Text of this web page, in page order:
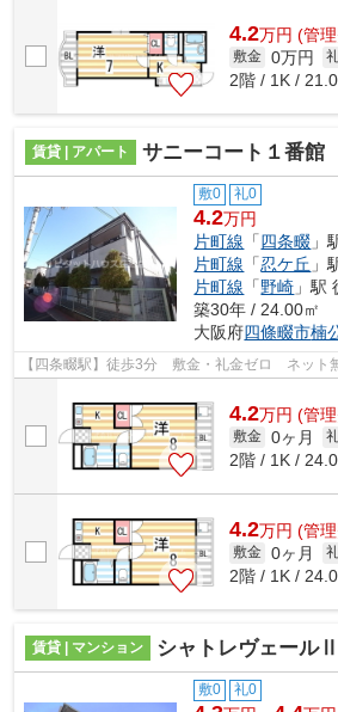
4.2万円 (管
敷金 0万円
2階 / 1K /
賃貸 | アパート サニーコート１番館
敷0 礼0
4.2万円
片町線 「四条畷 」
片町線 「忍ケ丘 」
片町線 「野崎 」駅
築30年 / 24.00㎡
大阪府四條畷市楠
【四条畷駅】徒歩3分 敷金・礼金ゼロ ネット
4.2万円 (管
敷金 0ヶ月
2階 / 1K /
4.2万円 (管
敷金 0ヶ月
2階 / 1K /
賃貸 | マンション シャトレヴェールⅡ
敷0 礼0